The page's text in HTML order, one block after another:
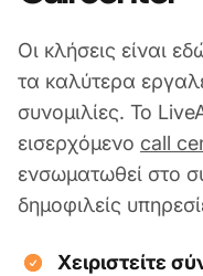
Οι κλήσεις είναι
τα καλύτερα
συνομιλίες. Το
εισερχόμενο call
ενσωματωθεί στο
δημοφιλείς
Χειριστείτε